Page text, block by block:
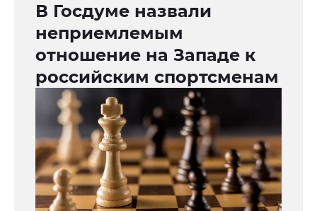
В Госдуме назвали
неприемлемым
отношение на Западе к
российским спортсменам